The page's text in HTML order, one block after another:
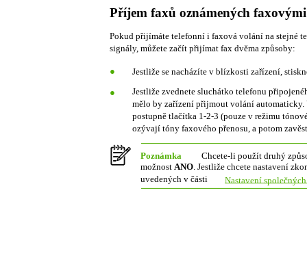
Příjem faxů oznámených
Pokud přijímáte telefonní i faxová volání na stejné
signály, můžete začít přijímat fax dvěma způsoby:
●
Jestliže se nacházíte v blízkosti zařízení,
●
Jestliže zvednete sluchátko telefonu
mělo by zařízení přijmout volání
postupně tlačítka 1-2-3 (pouze v režimu
ozývají tóny faxového přenosu, a potom
Poznámka
Chcete-li použít druhý
možnost ANO. Jestliže chcete nastavení
uvedených v části
Nastavení